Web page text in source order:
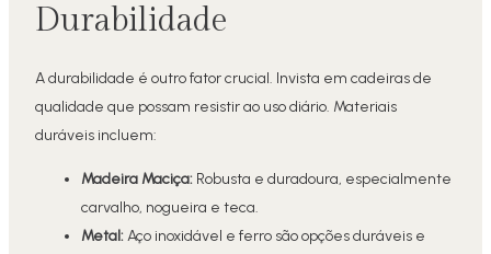
Durabilidade
A durabilidade é outro fator crucial. Invista em cadeiras de
qualidade que possam resistir ao uso diário. Materiais
duráveis incluem:
Madeira Maciça:Robusta e duradoura, especialmente
carvalho, nogueira e teca.
Metal:Aço inoxidável e ferro são opções duráveis e